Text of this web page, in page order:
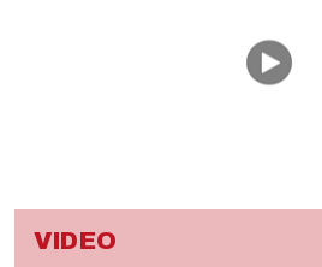
VIDEO